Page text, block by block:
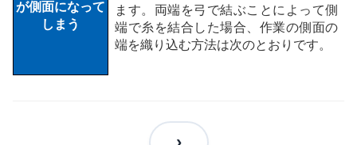
ます。両端を弓で結ぶことによって側
端で糸を結合した場合、作業の側面の
端を織り込む方法は次のとおりです。